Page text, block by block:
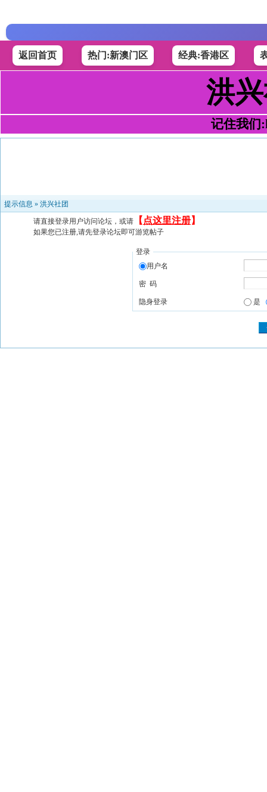
返回首页 热门:新澳门区 经典:香港区
洪
记住我们
提示信息 » 洪兴社团
请直接登录用户访问论坛，或请 【 点这里注册】
如果您已注册,请先登录论坛即可游览帖子
登录
用户名
密 码
隐身登录 是